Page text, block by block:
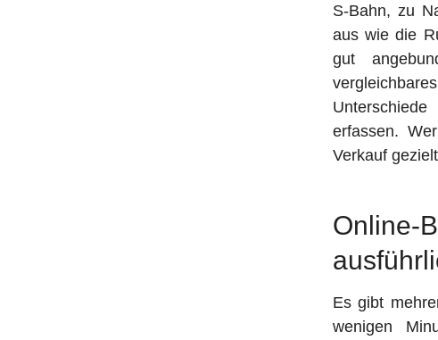
S-Bahn, zu
aus wie die
gut
erfassen.
Verkauf
Es gibt
wenigen